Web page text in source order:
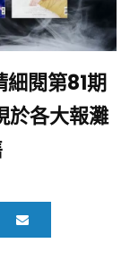
閱第81期
於各大報灘